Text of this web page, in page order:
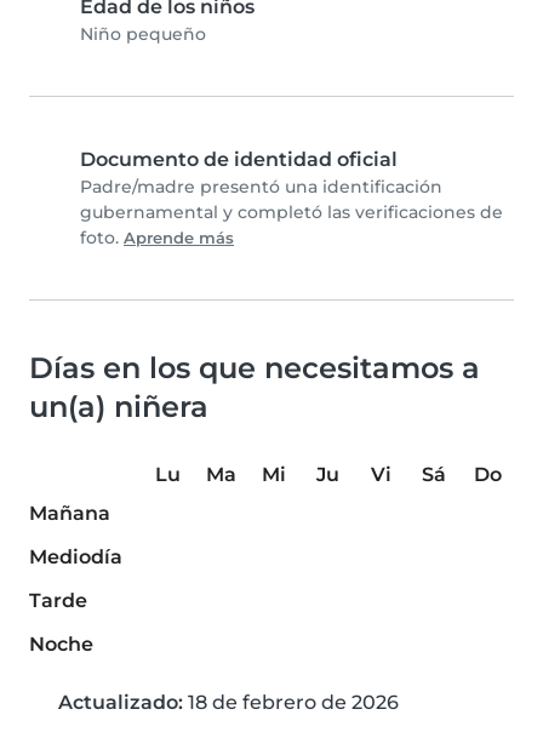
Edad de los niños
Niño pequeño
Documento de identidad oficial
Padre/madre presentó una identificación
gubernamental y completó las verificaciones de
foto. Aprende más
Días en los que necesitamos a
un(a) niñera
Lu Ma Mi Ju Vi Sá
Do
Mañana
Mediodía
Tarde
Noche
Actualizado: 18 de febrero de 2026